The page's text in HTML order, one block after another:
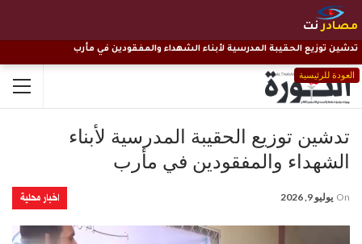
مصادرنت
العودة للرئيسية
تدشين توزيع الحقيبة المدرسية لأبناء الشهداء والمفقودين في مأرب